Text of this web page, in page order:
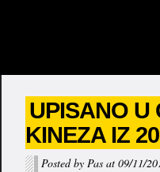
UPISANO U
KINEZA IZ
Posted by Pas at 09/11/